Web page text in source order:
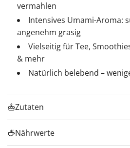
vermahlen
Intensives Umami-Aroma:
angenehm grasig
Vielseitig für Tee,
& mehr
Natürlich belebend –
Zutaten
Nährwerte